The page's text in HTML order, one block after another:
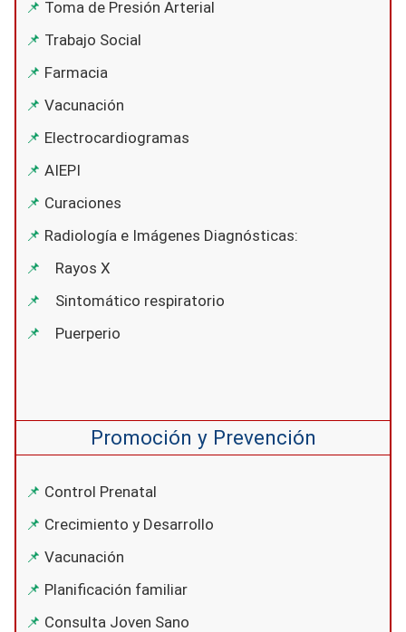
Toma de Presión Arterial
Trabajo Social
Farmacia
Vacunación
Electrocardiogramas
AIEPI
Curaciones
Radiología e Imágenes Diagnósticas:
Rayos X
Sintomático respiratorio
Puerperio
Promoción y Prevención
Control Prenatal
Crecimiento y Desarrollo
Vacunación
Planificación familiar
Consulta Joven Sano